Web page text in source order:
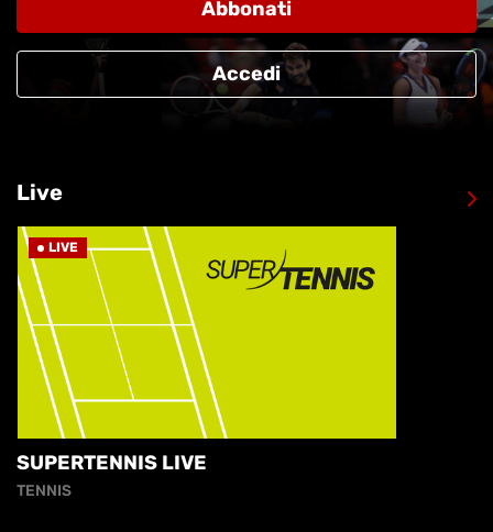
Abbonati
Accedi
Live
LIVE
SUPERTENNIS LIVE
TENNIS